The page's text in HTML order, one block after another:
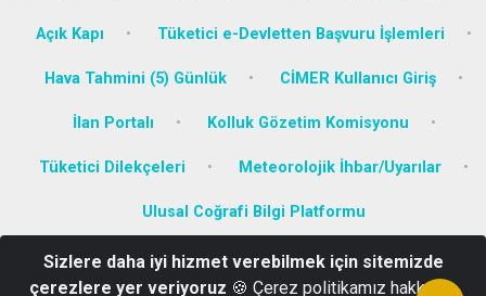
Açık Kapı Tüketici e-Devletten Başvuru İşlemleri
Hava Tahmini (5) Günlük CİMER Kullanıcı Giriş
İlan Portalı Kolluk Gözetim Komisyonu
Tüketici Dilekçeleri Meteorolojik İhbar/Uyarılar
Ulusal Coğrafi Bilgi Platformu
Konak Mahallesi Atatürk Caddesi No:6/A Kat:2 Yatağan-MUĞLA
Sizlere daha iyi hizmet verebilmek için sitemizde
çerezlere yer veriyoruz 🍪 Çerez politikamız hakkında